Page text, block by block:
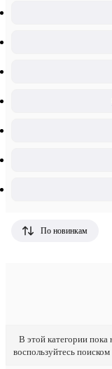
По новинкам
В этой категории
воспользуйтесь поиском